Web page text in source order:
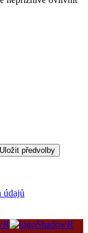
Uložit předvolby
údajů